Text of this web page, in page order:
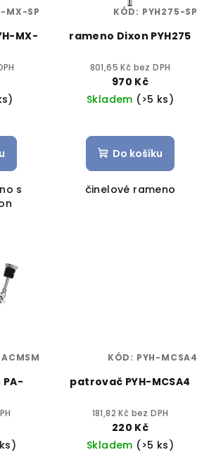
MX-
s
MX-SP
rameno Dixon PYH275
801,65 Kč bez DPH
970 Kč
Skladem (>5 ks)
Do košíku
činelové rameno
KÓD: PYH275-SP
patrovač PYH-MCSA4
181,82 Kč bez DPH
220 Kč
Skladem (>5 ks)
KÓD: PYH-MCSA4